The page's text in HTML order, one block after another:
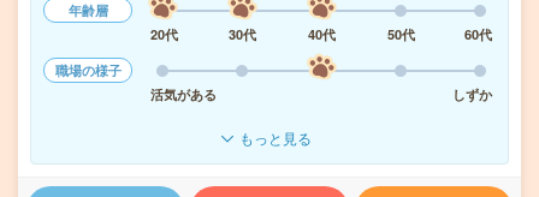
年齢層
20代
30代 40代 50代
60代
職場の様子
活気がある
しずか
もっと見る